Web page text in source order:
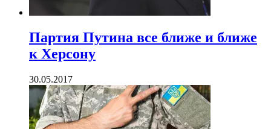
Партия Путина все ближе и ближе
к Херсону
30.05.2017